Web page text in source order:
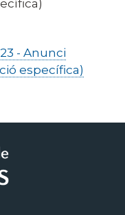
- Anunci
específica)